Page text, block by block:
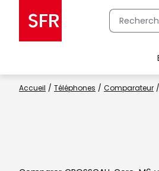
Accueil Téléphones Comparateur